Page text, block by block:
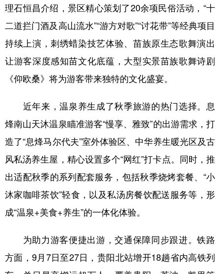
陕西 甘肃 宁夏
多语种频道
Deutsch Português
理石恒昌介绍，景区精心策划了20余项民俗活动，“十
二道拦门酒及高山流水”“游方对歌”“讨花带”等经典项目
持续上演，刺绣蜡染技艺体验、苗族原生态歌舞演出
让游客深度感知苗文化底蕴，大型实景苗族歌舞诗剧
《仰欧桑》将为游客带来独特的文化盛宴。
近年来，温泉养生成了秋季旅游的热门选择。息
烽南山天沐温泉瞄准游客“慢享、雅致”的出游需求，打
造了“息烽马尔代夫”室外体验区、中华养生暖光区及古
风私汤养生屋，精心设置多个“网红”打卡点。同时，推
出适配秋季的系列配套服务，包括秋季烧烤套餐、“小
沐家咖啡茶饮”轻食，以及私汤房餐饮配送服务等，形
成“温泉+美食+养生”的一体化体验。
为助力游客便捷出游，交通保障同步跟进。铁路
方面，9月7日至27日，贵阳北站增开18趟省内高铁列